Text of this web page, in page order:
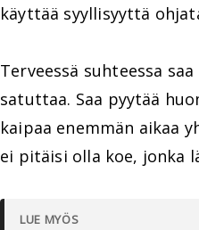
käyttää syyllisyyttä
Terveessä suhteessa
satuttaa. Saa pyytää
kaipaa enemmän aikaa
ei pitäisi olla koe, jonka
LUE MYÖS